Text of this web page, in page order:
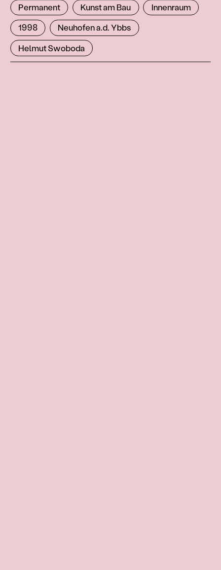
Permanent Kunst am Bau
Innenraum
1998
Neuhofen a.d. Ybbs
Helmut Swoboda